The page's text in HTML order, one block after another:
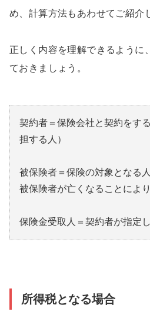
め、計算方法もあわせてご紹介
正しく内容を理解できるように
ておきましょう。
契約者＝保険会社と契約をす
担する人）
被保険者＝保険の対象となる
被保険者が亡くなることによ
保険金受取人＝契約者が指定
所得税となる場合